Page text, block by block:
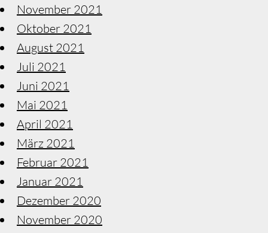
November 2021
Oktober 2021
August 2021
Juli 2021
Juni 2021
Mai 2021
April 2021
März 2021
Februar 2021
Januar 2021
Dezember 2020
November 2020